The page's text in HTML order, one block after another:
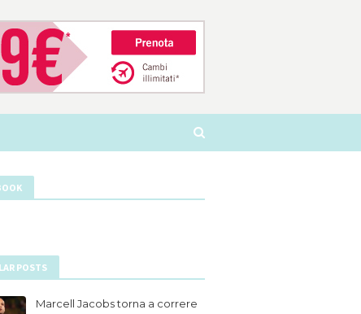
POSTS
Marcell Jacobs torna a correre